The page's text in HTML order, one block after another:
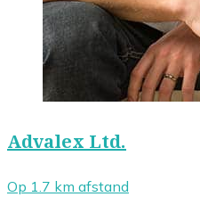
Advalex Ltd.
Op 1.7 km afstand